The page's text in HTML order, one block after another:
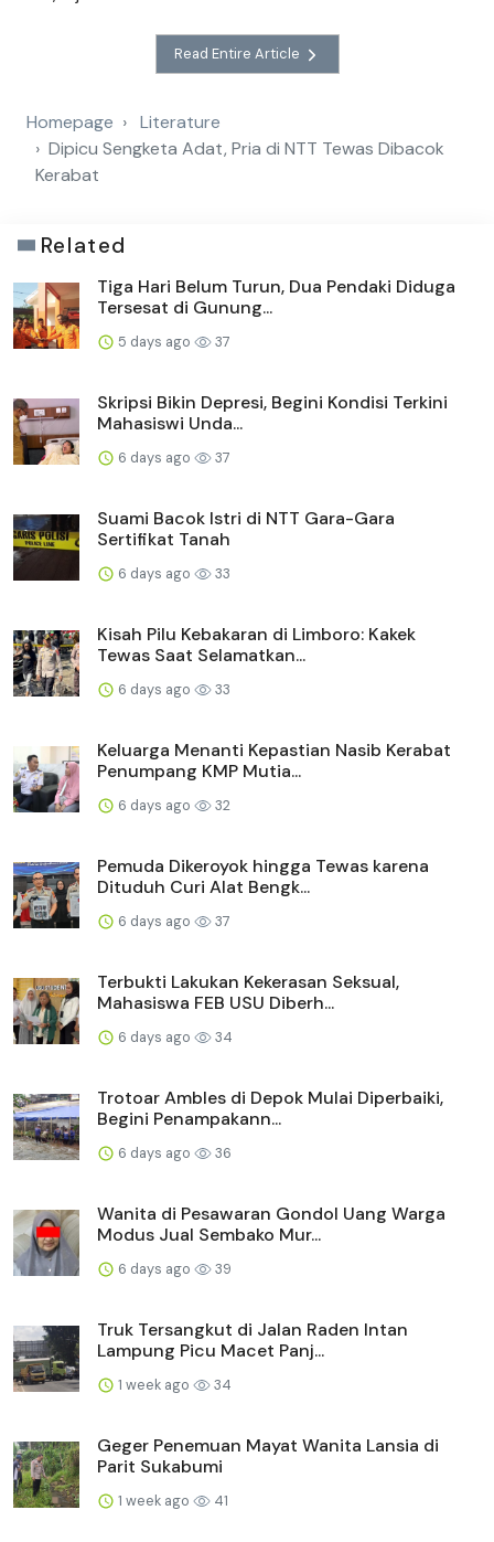
Read Entire Article
Homepage
Literature
Dipicu Sengketa Adat, Pria di NTT Tewas Dibacok
Kerabat
Related
Tiga Hari Belum Turun, Dua Pendaki Diduga
Tersesat di Gunung...
5 days ago 37
Skripsi Bikin Depresi, Begini Kondisi Terkini
Mahasiswi Unda...
6 days ago 37
Suami Bacok Istri di NTT Gara-Gara
Sertifikat Tanah
6 days ago 33
Kisah Pilu Kebakaran di Limboro: Kakek
Tewas Saat Selamatkan...
6 days ago 33
Keluarga Menanti Kepastian Nasib Kerabat
Penumpang KMP Mutia...
6 days ago 32
Pemuda Dikeroyok hingga Tewas karena
Dituduh Curi Alat Bengk...
6 days ago 37
Terbukti Lakukan Kekerasan Seksual,
Mahasiswa FEB USU Diberh...
6 days ago 34
Trotoar Ambles di Depok Mulai Diperbaiki,
Begini Penampakann...
6 days ago 36
Wanita di Pesawaran Gondol Uang Warga
Modus Jual Sembako Mur...
6 days ago 39
Truk Tersangkut di Jalan Raden Intan
Lampung Picu Macet Panj...
1 week ago 34
Geger Penemuan Mayat Wanita Lansia di
Parit Sukabumi
1 week ago 41